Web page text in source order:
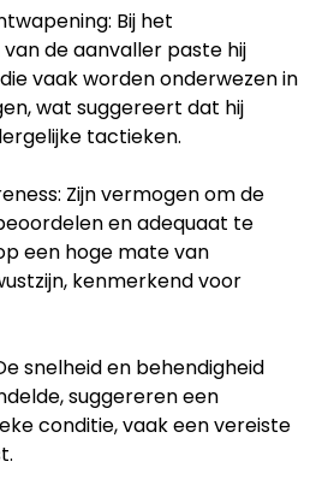
Bij het
de aanvaller paste hij
vaak worden onderwezen in
wat suggereert dat hij
tactieken.​
Zijn vermogen om de
en adequaat te
een hoge mate van
kenmerkend voor
snelheid en behendigheid
suggereren een
conditie, vaak een vereiste